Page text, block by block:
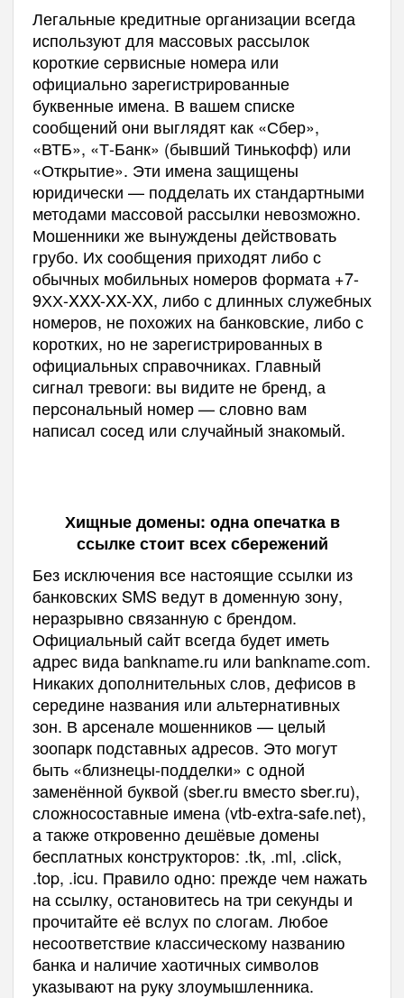
Легальные кредитные организации всегда
используют для массовых рассылок
короткие сервисные номера или
официально зарегистрированные
буквенные имена. В вашем списке
сообщений они выглядят как «Сбер»,
«ВТБ», «Т-Банк» (бывший Тинькофф) или
«Открытие». Эти имена защищены
юридически — подделать их стандартными
методами массовой рассылки невозможно.
Мошенники же вынуждены действовать
грубо. Их сообщения приходят либо с
обычных мобильных номеров формата +7-
9ХХ-XXX-XX-XX, либо с длинных служебных
номеров, не похожих на банковские, либо с
коротких, но не зарегистрированных в
официальных справочниках. Главный
сигнал тревоги: вы видите не бренд, а
персональный номер — словно вам
написал сосед или случайный знакомый.
Хищные домены: одна опечатка в
ссылке стоит всех сбережений
Без исключения все настоящие ссылки из
банковских SMS ведут в доменную зону,
неразрывно связанную с брендом.
Официальный сайт всегда будет иметь
адрес вида bankname.ru или bankname.com.
Никаких дополнительных слов, дефисов в
середине названия или альтернативных
зон. В арсенале мошенников — целый
зоопарк подставных адресов. Это могут
быть «близнецы-подделки» с одной
заменённой буквой (sbеr.ru вместо sber.ru),
сложносоставные имена (vtb-extra-safe.net),
а также откровенно дешёвые домены
бесплатных конструкторов: .tk, .ml, .click,
.top, .icu. Правило одно: прежде чем нажать
на ссылку, остановитесь на три секунды и
прочитайте её вслух по слогам. Любое
несоответствие классическому названию
банка и наличие хаотичных символов
указывают на руку злоумышленника.